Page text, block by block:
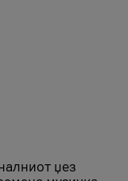
џез